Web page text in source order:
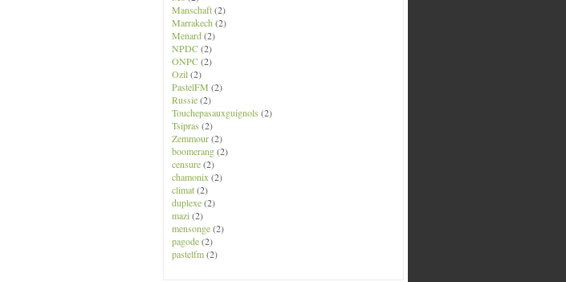
Manschaft(2)
Marrakech (2)
Menard(2)
NPDC(2)
ONPC(2)
Ozil(2)
PastelFM (2)
Russie(2)
Touchepasauxguignols (2)
Tsipras (2)
Zemmour(2)
boomerang(2)
censure(2)
chamonix (2)
climat(2)
duplexe(2)
mazi(2)
mensonge(2)
pagode(2)
pastelfm(2)